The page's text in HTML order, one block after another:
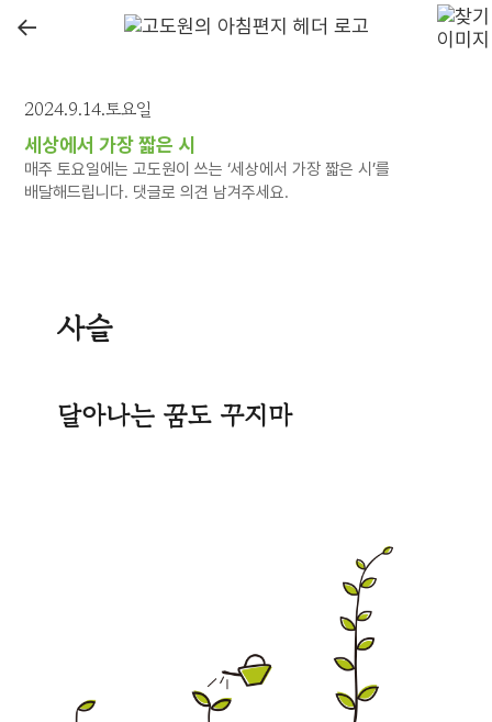
←
2024.9.14.토요일
세상에서 가장 짧은 시
매주 토요일에는 고도원이 쓰는 ‘세상에서 가장 짧은 시’를
배달해드립니다. 댓글로 의견 남겨주세요.
사슬
달아나는 꿈도 꾸지마